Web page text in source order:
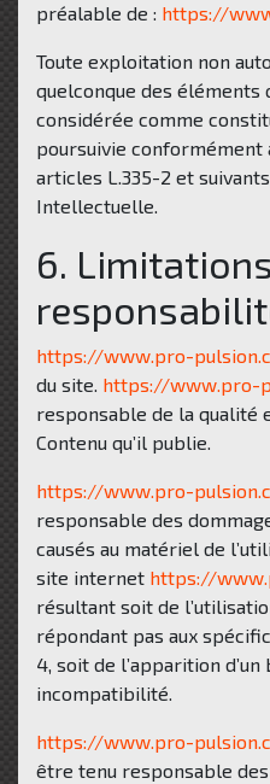
préalable de : https://
Toute exploitation non
quelconque des éléments
considérée comme
poursuivie conformément
articles L.335-2 et
Intellectuelle.
6.
https://www.pro-
du site. https://www.pro-
responsable de la qualité
Contenu qu’il publie.
https://www.pro-
responsable des
causés au matériel de
site internet https://
résultant soit de
répondant pas aux
4, soit de l’apparition d’un
incompatibilité.
https://www.pro-
être tenu responsable